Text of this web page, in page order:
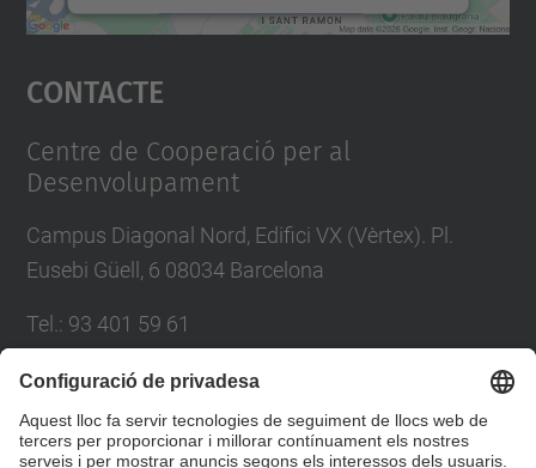
Accepta
powered by
Contacte
Centre de Cooperació per al
Desenvolupament
Campus Diagonal Nord, Edifici VX (Vèrtex). Pl.
Eusebi Güell, 6 08034 Barcelona
Tel. : 93 401 59 61
E-mail:info.ccd@upc.edu
Directori UPC